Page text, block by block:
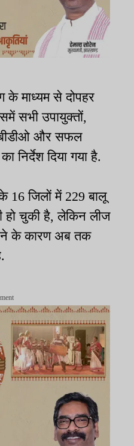
के माध्यम से दोपहर
सभी उपायुक्तों,
बीडीओ और सफल
निर्देश दिया गया है.
16 जिलों में 229 बालू
हो चुकी है, लेकिन लीज
के कारण अब तक